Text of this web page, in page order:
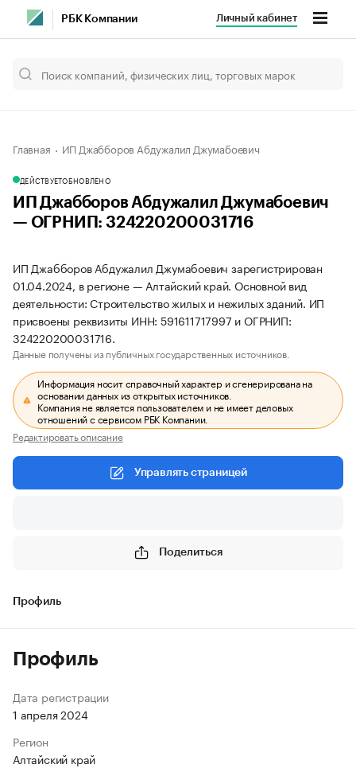
РБК Компании Личный кабинет
Главная ИП Джабборов Абдужалил Джумабоевич
ДЕЙСТВУЕТОБНОВЛЕНО
ИП Джабборов Абдужалил Джумабоевич
— ОГРНИП: 324220200031716
ИП Джабборов Абдужалил Джумабоевич зарегистрирован
01.04.2024, в регионе — Алтайский край. Основной вид
деятельности: Строительство жилых и нежилых зданий. ИП
присвоены реквизиты ИНН: 591611717997 и ОГРНИП:
324220200031716.
Данные получены из публичных государственных источников.
Информация носит справочный характер и сгенерирована на
основании данных из открытых источников.
Компания не является пользователем и не имеет деловых
отношений с сервисом РБК Компании.
Редактировать описание
Управлять страницей
Поделиться
Профиль
Профиль
Дата регистрации
1 апреля 2024
Регион
Алтайский край